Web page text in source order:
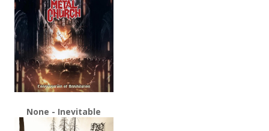
None - Inevitable